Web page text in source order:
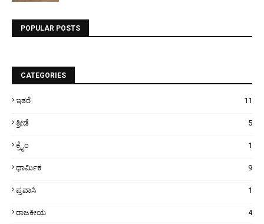
POPULAR POSTS
CATEGORIES
ಇತರೆ 11
ಕ್ರೀಡೆ 5
ಕ್ರೈಂ 1
ಧಾರ್ಮಿಕ 9
ಪ್ರವಾಸಿ 1
ರಾಜಕೀಯ 4